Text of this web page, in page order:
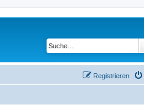
Registrieren